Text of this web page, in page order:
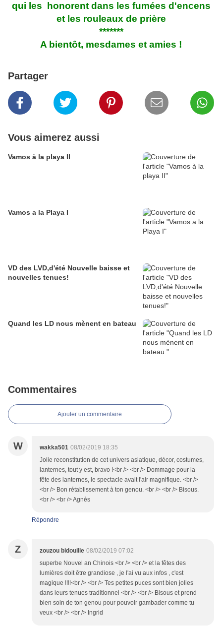
qui les honorent dans les fumées d'encens
et les rouleaux de prière
*******
A bientôt, mesdames et amies !
Partager
Vous aimerez aussi
Vamos à la playa II
Vamos a la Playa I
VD des LVD,d'été Nouvelle baisse et
nouvelles tenues!
Quand les LD nous mènent en bateau
Commentaires
Ajouter un commentaire
W wakka501 08/02/2019 18:35
Jolie reconstitution de cet univers asiatique, décor, costumes,
lanternes, tout y est, bravo !<br /> <br /> Dommage pour la
fête des lanternes, le spectacle avait l'air magnifique. <br />
<br /> Bon rétablissement à ton genou. <br /> <br /> Bisous.
<br /> <br /> Agnès
Répondre
Z zouzou bidouille 08/02/2019 07:02
superbe Nouvel an Chinois <br /> <br /> et la fêtes des
lumières doit être grandiose , je l'ai vu aux infos , c'est
magique !!!!<br /> <br /> Tes petites puces sont bien jolies
dans leurs tenues traditionnel <br /> <br /> Bisous et prend
bien soin de ton genou pour pouvoir gambader comme tu
veux <br /> <br /> Ingrid